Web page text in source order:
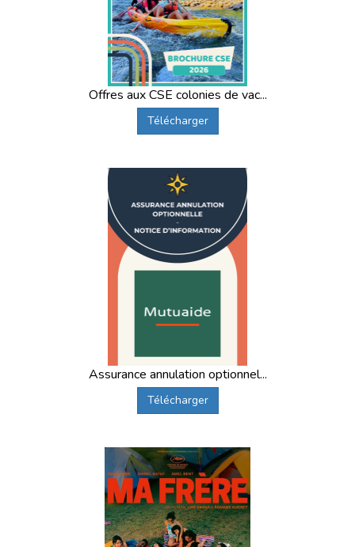
Offres aux CSE colonies de vac...
Télécharger
Assurance annulation optionnel...
Télécharger